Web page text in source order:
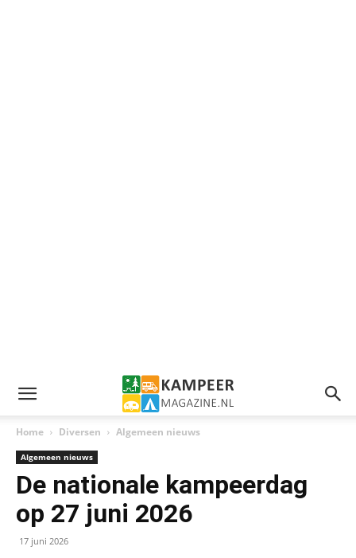
Home Diversen Algemeen nieuws
Algemeen nieuws
De nationale kampeerdag
op 27 juni 2026
17 juni 2026